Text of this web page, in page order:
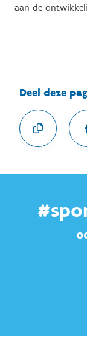
aan de
Deel deze